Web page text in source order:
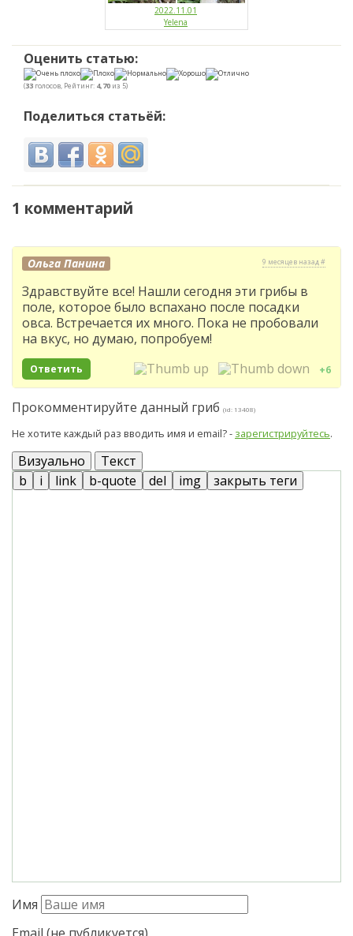
2022.11.01
Yelena
Оценить статью:
(33 голосов, Рейтинг: 4,70 из 5)
Поделиться статьёй:
1 комментарий
Ольга Панина 9 месяцев назад #
Здравствуйте все! Нашли сегодня эти грибы в
поле, которое было вспахано после посадки
овса. Встречается их много. Пока не пробовали
на вкус, но думаю, попробуем!
Ответить +6
Прокомментируйте данный гриб (id: 13408)
Не хотите каждый раз вводить имя и email? - зарегистрируйтесь.
Визуально Текст
Имя